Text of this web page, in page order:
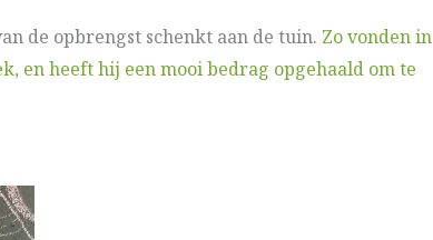
de opbrengst schenkt aan de tuin. Zo vonden in
en heeft hij een mooi bedrag opgehaald om te